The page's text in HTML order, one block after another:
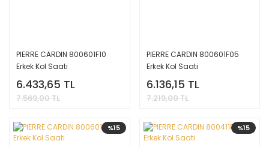
PIERRE CARDIN 800601F10
Erkek Kol Saati
6.433,65 TL
7.569,00 TL
PIERRE CARDIN 800601F05
Erkek Kol Saati
6.136,15 TL
7.219,00 TL
%15 %15